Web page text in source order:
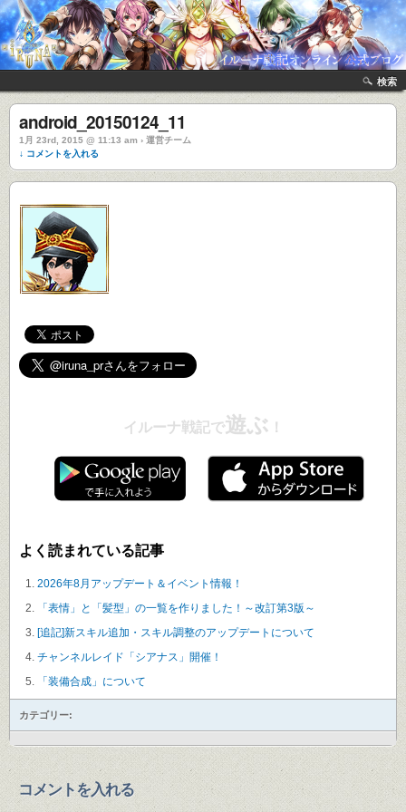
検索
android_20150124_11
1月 23rd, 2015 @ 11:13 am › 運営チーム
↓ コメントを入れる
イルーナ戦記で遊ぶ
よく読まれている記事
2026年8月アップデート＆イベント情報！
「表情」と「髪型」の一覧を作りました！～改訂第3版～
[追記]新スキル追加・スキル調整のアップデートについて
チャンネルレイド「シアナス」開催！
「装備合成」について
カテゴリー:
コメントを入れる